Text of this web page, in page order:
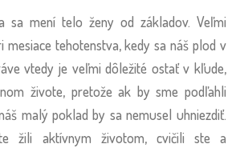
sa mení telo ženy od základov. Veľmi
tehotenstva, kedy sa náš plod v
vtedy je veľmi dôležité ostať v kľude,
živote, pretože ak by sme podľahli
malý poklad by sa nemusel uhniezdiť.
žili aktívnym životom, cvičili ste a